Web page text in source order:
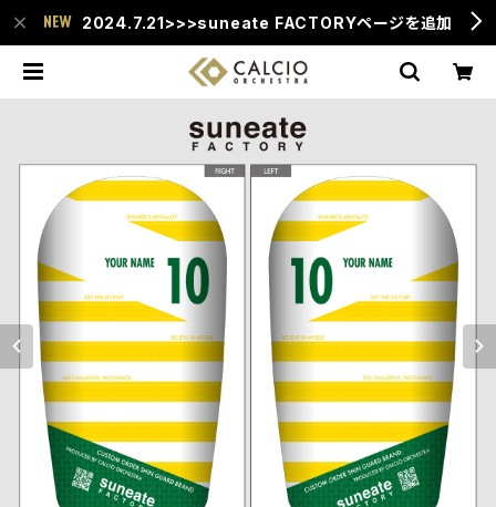
2024.7.21>>>suneate FACTORYページを追加